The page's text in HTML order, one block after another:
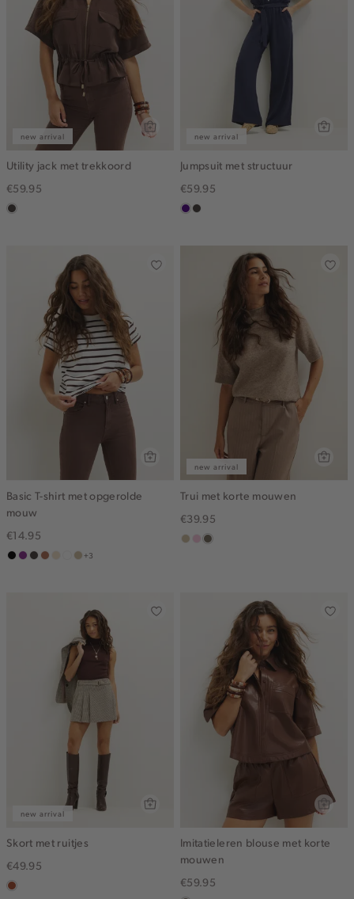
new arrival
Utility jack met trekkoord
€59.95
choco
new arrival
Jumpsuit met structuur
€59.95
indigochoco
Basic T-shirt met opgerolde
mouw
€14.95
zwart
middenpaars
chocoterracotta
vanille
witlichtzand
+3
new arrival
Trui met korte mouwen
€39.95
lichtzand
lichtroze
lichtbruin
new arrival
Skort met ruitjes
€49.95
bruin
Imitatieleren blouse met korte
mouwen
€59.95